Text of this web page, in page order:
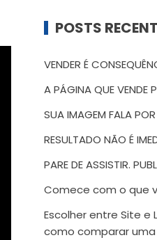
POSTS
VENDER É
A PÁGINA QUE VENDE
SUA IMAGEM FALA
RESULTADO NÃO É
PARE DE ASSISTIR.
Comece com o que
Escolher entre Site e
como comparar